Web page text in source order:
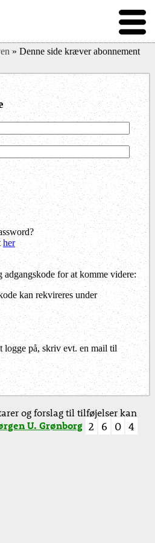
» Denne side kræver abonnement
her
adgangskode for at komme videre:
kan rekvireres under
logge på, skriv evt. en mail til
og forslag til tilføjelser kan
U. Grønborg 2 6 0 4